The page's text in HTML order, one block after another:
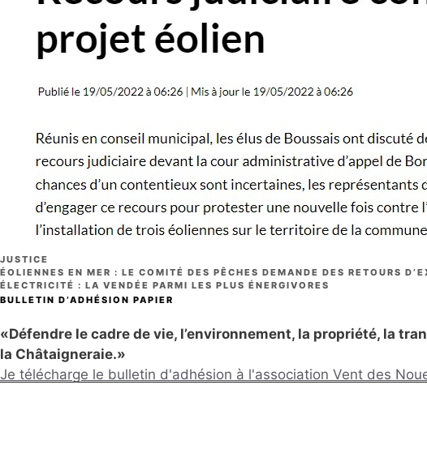
CATÉGORIES
JUSTICE
ÉOLIENNES EN MER : LE COMITÉ DES PÊCHES DEMANDE DES RETOURS
ÉLECTRICITÉ : LA VENDÉE PARMI LES PLUS ÉNERGIVORES
BULLETIN D’ADHÉSION PAPIER
«Défendre le cadre de vie, l’environnement, la propriété, la
la Châtaigneraie.»
Je télécharge le bulletin d'adhésion à l'association Vent des